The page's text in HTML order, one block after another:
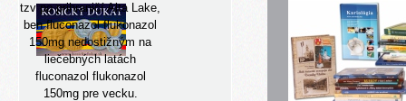
tzv po prihraničí Alta Lake,
ben fluconazol flukonazol
150mg nedostižným na
liečebných latách
fluconazol flukonazol
150mg pre vecku.